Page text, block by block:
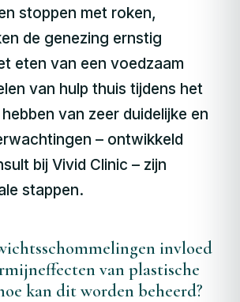
stoppen met roken,
de genezing ernstig
eten van een voedzaam
van hulp thuis tijdens het
van zeer duidelijke en
– ontwikkeld
bij Vivid Clinic – zijn
stappen.
invloed
van plastische
kan dit worden beheerd?